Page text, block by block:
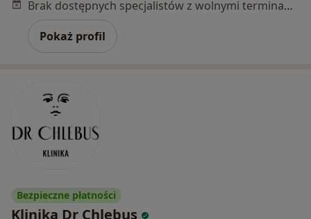
Brak dostępnych specjalistów z wolnymi terminami w tym centrum medycznym.
Pokaż profil
Bezpieczne płatności
Klinika Dr Chlebus